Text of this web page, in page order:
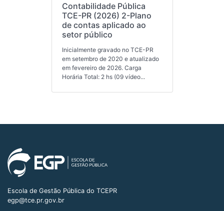
Contabilidade Pública
TCE-PR (2026) 2-Plano
de contas aplicado ao
setor público
Inicialmente gravado no TCE-PR
em setembro de 2020 e atualizado
em fevereiro de 2026. Carga
Horária Total: 2 hs (09 vídeo...
Escola de Gestão Pública do TCEPR
egp@tce.pr.gov.br